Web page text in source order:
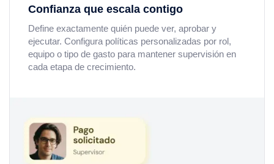
Confianza que escala contigo
Define exactamente quién puede ver, aprobar y
ejecutar. Configura políticas personalizadas por rol,
equipo o tipo de gasto para mantener supervisión en
cada etapa de crecimiento.